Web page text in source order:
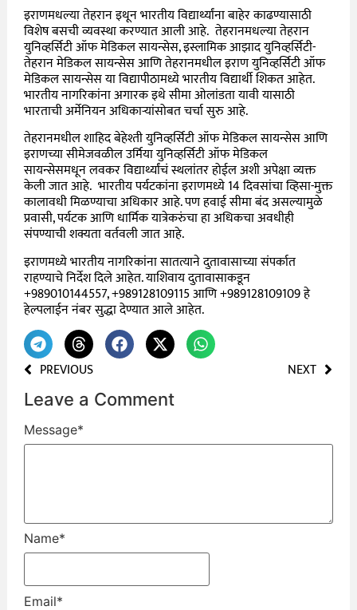
इराणमधल्या तेहरान इथून भारतीय विद्यार्थ्यांना बाहेर काढण्यासाठी
विशेष बसची व्यवस्था करण्यात आली आहे. तेहरानमधल्यातेहरान
युनिव्हर्सिटी ऑफ मेडिकल सायन्सेस, इस्लामिक आझाद युनिव्हर्सिटी-
तेहरान मेडिकल सायन्सेस आणि तेहरानमधील इराण युनिव्हर्सिटी ऑफ
मेडिकल सायन्सेस या विद्यापीठामध्ये भारतीय विद्यार्थी शिकत आहेत.
भारतीय नागरिकांना अगारक इथे सीमा ओलांडता यावी यासाठी
भारताची अर्मेनियन अधिकाऱ्यांसोबत चर्चा सुरु आहे.
तेहरानमधील शाहिद बेहेश्ती युनिव्हर्सिटी ऑफ मेडिकल सायन्सेस आणि
इराणच्या सीमेजवळील उर्मिया युनिव्हर्सिटी ऑफ मेडिकल
सायन्सेसमधून लवकर विद्यार्थ्यांचं स्थलांतर होईल अशी अपेक्षा व्यक्त
केली जात आहे. भारतीय पर्यटकांना इराणमध्ये 14 दिवसांचा व्हिसा-मुक्त
कालावधी मिळण्याचा अधिकार आहे. पण हवाई सीमा बंद असल्यामुळे
प्रवासी, पर्यटक आणि धार्मिक यात्रेकरुंचा हा अधिकचा अवधीही
संपण्याची शक्यता वर्तवली जात आहे.
इराणमध्ये भारतीय नागरिकांना सातत्याने दुतावासाच्या संपर्कात
राहण्याचे निर्देश दिले आहेत. याशिवाय दुतावासाकडून
+989010144557, +989128109115 आणि +989128109109 हे
हेल्पलाईन नंबर सुद्धा देण्यात आले आहेत.
PREVIOUS NEXT
Leave a Comment
Message*
Name*
Email*